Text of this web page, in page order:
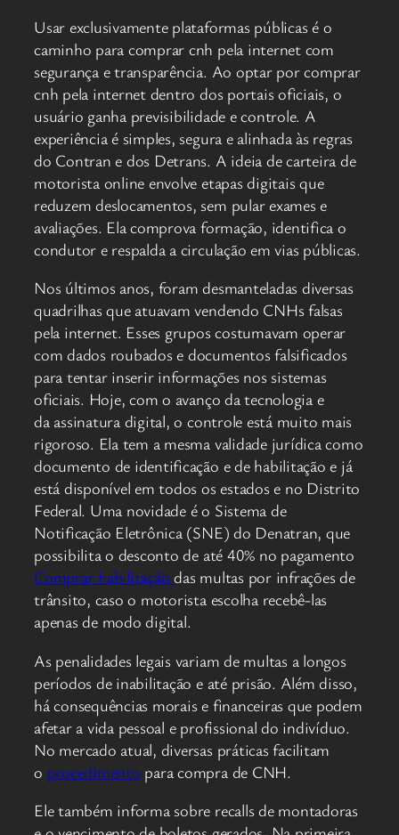
Usar exclusivamente plataformas públicas é o
caminho para comprar cnh pela internet com
segurança e transparência. Ao optar por comprar
cnh pela internet dentro dos portais oficiais, o
usuário ganha previsibilidade e controle. A
experiência é simples, segura e alinhada às regras
do Contran e dos Detrans. A ideia de carteira de
motorista online envolve etapas digitais que
reduzem deslocamentos, sem pular exames e
avaliações. Ela comprova formação, identifica o
condutor e respalda a circulação em vias públicas.
Nos últimos anos, foram desmanteladas diversas
quadrilhas que atuavam vendendo CNHs falsas
pela internet. Esses grupos costumavam operar
com dados roubados e documentos falsificados
para tentar inserir informações nos sistemas
oficiais. Hoje, com o avanço da tecnologia e
da assinatura digital, o controle está muito mais
rigoroso. Ela tem a mesma validade jurídica como
documento de identificação e de habilitação e já
está disponível em todos os estados e no Distrito
Federal. Uma novidade é o Sistema de
Notificação Eletrônica (SNE) do Denatran, que
possibilita o desconto de até 40% no pagamento
Comprar habilitaçãodas multas por infrações de
trânsito, caso o motorista escolha recebê-las
apenas de modo digital.
As penalidades legais variam de multas a longos
períodos de inabilitação e até prisão. Além disso,
há consequências morais e financeiras que podem
afetar a vida pessoal e profissional do indivíduo.
No mercado atual, diversas práticas facilitam
o procedimento para compra de CNH.
Ele também informa sobre recalls de montadoras